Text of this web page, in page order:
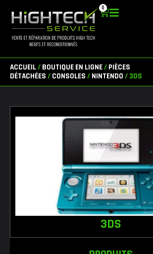
contenu
0
Panier
ACCUEIL/ BOUTIQUE EN LIGNE/ PIÈCES
DÉTACHÉES / CONSOLES / NINTENDO / 3DS
3DS